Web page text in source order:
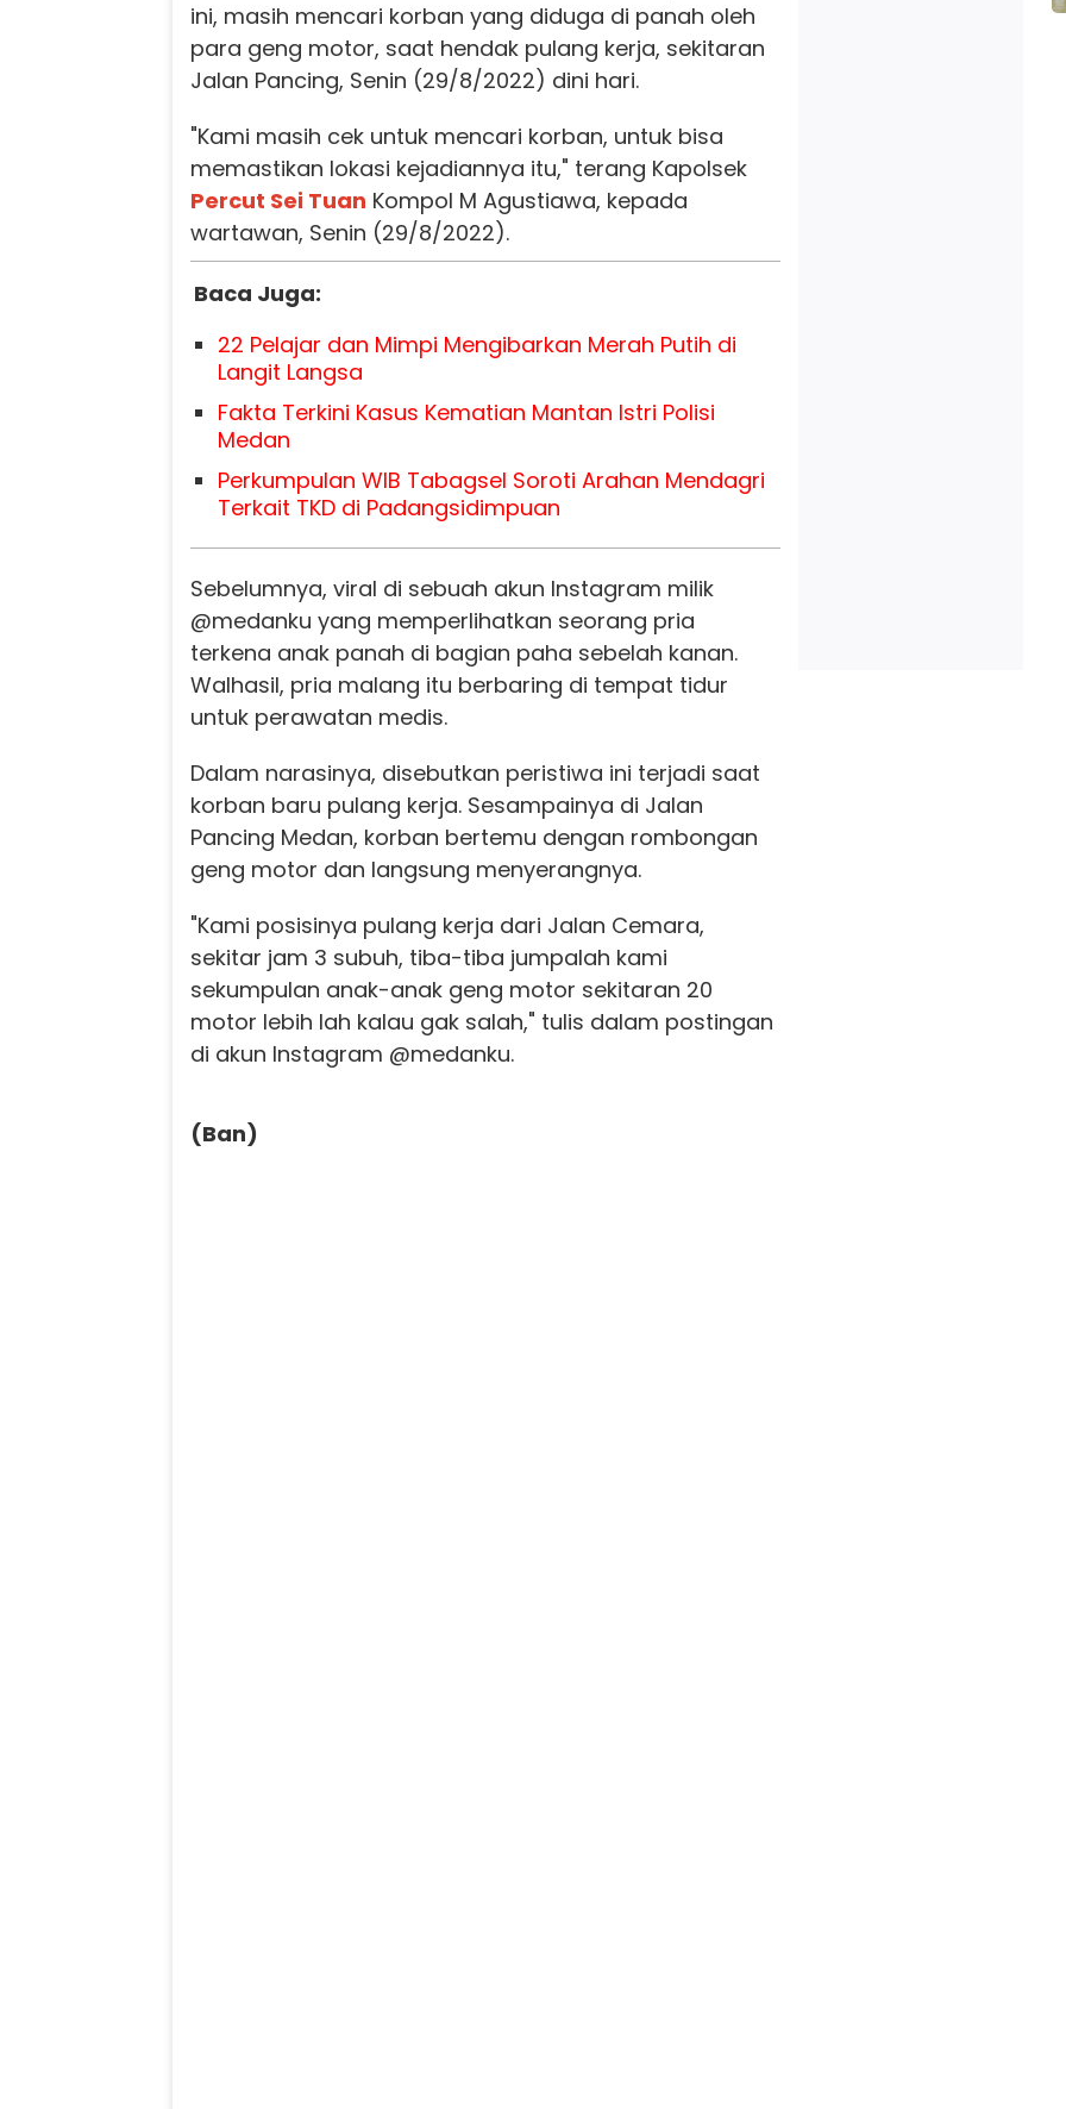
ini, masih mencari korban yang diduga di panah oleh
para geng motor, saat hendak pulang kerja, sekitaran
Jalan Pancing, Senin (29/8/2022) dini hari.
"Kami masih cek untuk mencari korban, untuk bisa
memastikan lokasi kejadiannya itu," terang Kapolsek
Percut Sei Tuan Kompol M Agustiawa, kepada
wartawan, Senin (29/8/2022).
Baca Juga:
22 Pelajar dan Mimpi Mengibarkan Merah Putih di
Langit Langsa
Fakta Terkini Kasus Kematian Mantan Istri Polisi
Medan
Perkumpulan WIB Tabagsel Soroti Arahan Mendagri
Terkait TKD di Padangsidimpuan
Sebelumnya, viral di sebuah akun Instagram milik
@medanku yang memperlihatkan seorang pria
terkena anak panah di bagian paha sebelah kanan.
Walhasil, pria malang itu berbaring di tempat tidur
untuk perawatan medis.
Dalam narasinya, disebutkan peristiwa ini terjadi saat
korban baru pulang kerja. Sesampainya di Jalan
Pancing Medan, korban bertemu dengan rombongan
geng motor dan langsung menyerangnya.
"Kami posisinya pulang kerja dari Jalan Cemara,
sekitar jam 3 subuh, tiba-tiba jumpalah kami
sekumpulan anak-anak geng motor sekitaran 20
motor lebih lah kalau gak salah," tulis dalam postingan
di akun Instagram @medanku.
(Ban)